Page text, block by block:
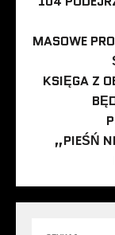
MASOWE
KSIĘGA Z
„PIEŚŃ